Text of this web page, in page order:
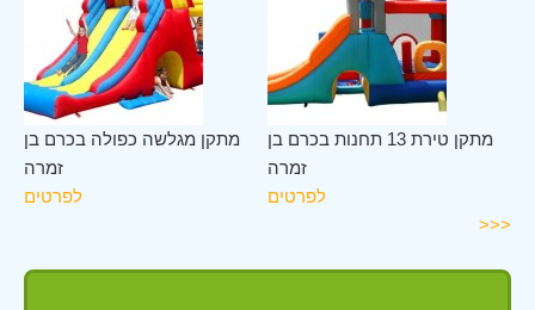
מתקן מגלשה כפולה בכרם בן
זמרה
לפרטים
מתקן טירת 13 תחנות בכרם בן
זמרה
לפרטים
<<<